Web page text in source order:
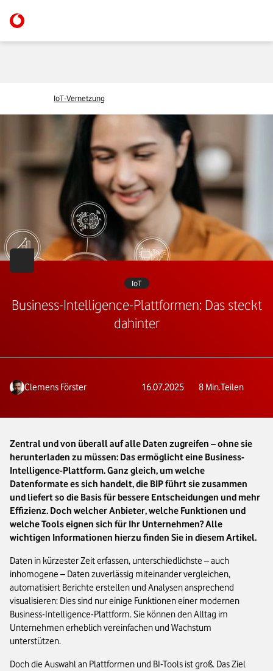
IoT-Vernetzung
IoT
Business-Intelligence-Plattformen: Das steckt
dahinter
Clemens Förster 16.07.2025 8 Min.Teilen
Zentral und von überall auf alle Daten zugreifen – ohne sie
herunterladen zu müssen: Das ermöglicht eine Business-
Intelligence-Plattform. Ganz gleich, um welche
Datenformate es sich handelt, die BIP führt sie zusammen
und liefert so die Basis für bessere Entscheidungen und mehr
Effizienz. Doch welcher Anbieter, welche Funktionen und
welche Tools eignen sich für Ihr Unternehmen? Alle
wichtigen Informationen hierzu finden Sie in diesem Artikel.
Daten in kürzester Zeit erfassen, unterschiedlichste – auch
inhomogene – Daten zuverlässig miteinander vergleichen,
automatisiert Berichte erstellen und Analysen ansprechend
visualisieren: Dies sind nur einige Funktionen einer modernen
Business-Intelligence-Plattform. Sie können den Alltag im
Unternehmen erheblich vereinfachen und Wachstum
unterstützen.
Doch die Auswahl an Plattformen und BI-Tools ist groß. Das Ziel